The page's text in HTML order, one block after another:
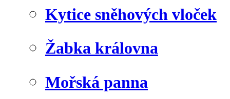
Kytice sněhových vloček
Žabka královna
Mořská panna